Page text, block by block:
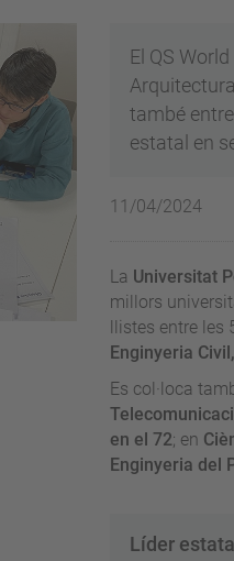
El QS
també
estatal en
11/04/2024
La Universitat
millors
llistes entre
Enginyeria
Es col·loca
en el 72; en
Enginyeria del
Líder